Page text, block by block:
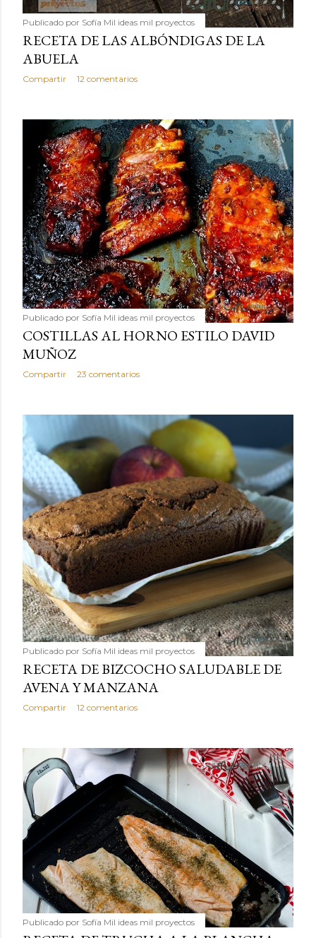
Publicado por Sofía Mil ideas mil proyectos
RECETA DE LAS ALBÓNDIGAS DE LA
ABUELA
Compartir 12 comentarios
Publicado por Sofía Mil ideas mil proyectos
COSTILLAS AL HORNO ESTILO DAVID
MUÑOZ
Compartir 23 comentarios
Publicado por Sofía Mil ideas mil proyectos
RECETA DE BIZCOCHO SALUDABLE DE
AVENA Y MANZANA
Compartir 12 comentarios
Publicado por Sofía Mil ideas mil proyectos